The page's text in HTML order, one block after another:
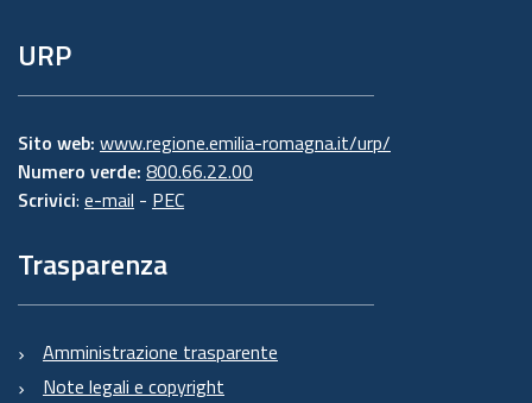
URP
Sito web: www.regione.emilia-romagna.it/urp/
Numero verde: 800.66.22.00
Scrivici: e-mail - PEC
Trasparenza
Amministrazione trasparente
Note legali e copyright